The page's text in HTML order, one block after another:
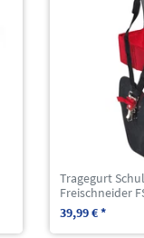
Tragegurt
Freischneider
39,99 € *